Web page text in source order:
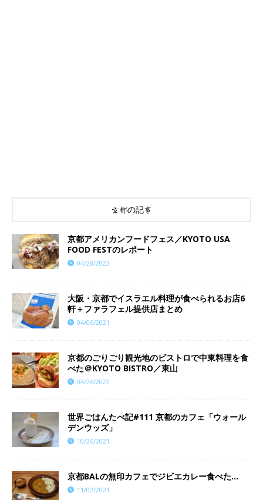
京都の記事
京都アメリカンフードフェス／KYOTO USA
FOOD FESTのレポート
04/28/2022
大阪・京都でイスラエル料理が食べられるお店6
軒＋ファラフェル提供店まとめ
04/06/2021
京都のごりごり観光地のビストロで中東料理を食
べた＠KYOTO BISTRO／東山
04/26/2022
世界ごはんたべ記#111 京都のカフェ「ウォール
デンウッズ」
10/26/2021
京都BALの無印カフェでジビエカレー食べた…
11/02/2021